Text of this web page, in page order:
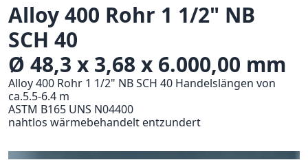
Alloy 400 Rohr 1 1/2" NB
SCH 40
Ø 48,3 x 3,68 x 6.000,00 mm
Alloy 400 Rohr 1 1/2" NB SCH 40 Handelslängen von
ca.5.5-6.4 m
ASTM B165 UNS N04400
nahtlos wärmebehandelt entzundert